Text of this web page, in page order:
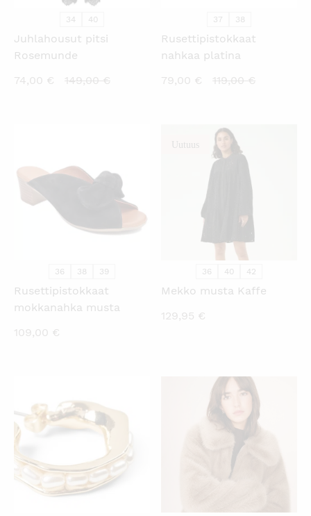
34 40
Juhlahousut pitsi
Rosemunde
74,00 €
Nykyinen
149,00€Alkuperäinen
37 38
Rusettipistokkaat
nahkaa platina
79,00 €
Nykyinen
79,00 €.
119,00€
36 38 39
Rusettipistokkaat
mokkanahka musta
109,00 €
UutuusKATSO PIKANÄKYMÄ
36 40 42
Mekko musta Kaffe
129,95 €
KATSO PIKANÄKYMÄ